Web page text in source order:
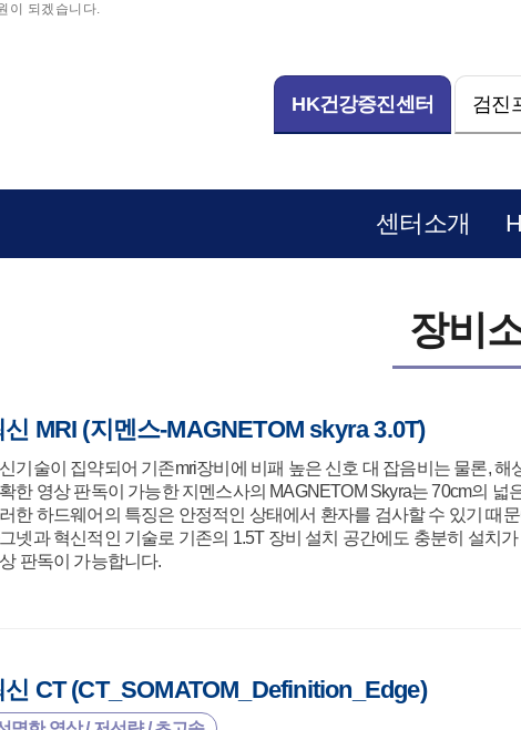
이 되겠습니다.
HK건강증진센터 검진
센터소개
장비
신 MRI (지멘스-MAGNETOM skyra 3.0T)
기술이 집약되어 기존mri장비에 비패 높은 신호 대 잡음비는 물론,
한 영상 판독이 가능한 지멘스사의 MAGNETOM Skyra는 70cm의
한 하드웨어의 특징은 안정적인 상태에서 환자를 검사할 수 있기 때
넷과 혁신적인 기술로 기존의 1.5T 장비 설치 공간에도 충분히 설치
판독이 가능합니다.
신 CT (CT_SOMATOM_Definition_Edge)